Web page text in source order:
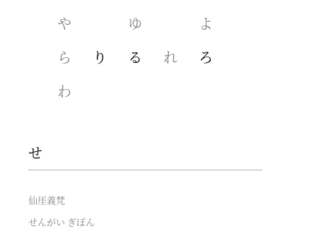
や
ゆ
よ
ら
り る れ
ろ
わ
せ
仙厓義梵
せんがい ぎぼん